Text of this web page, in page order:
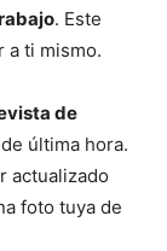
. Este
a ti mismo.
de
última hora.
actualizado
foto tuya de